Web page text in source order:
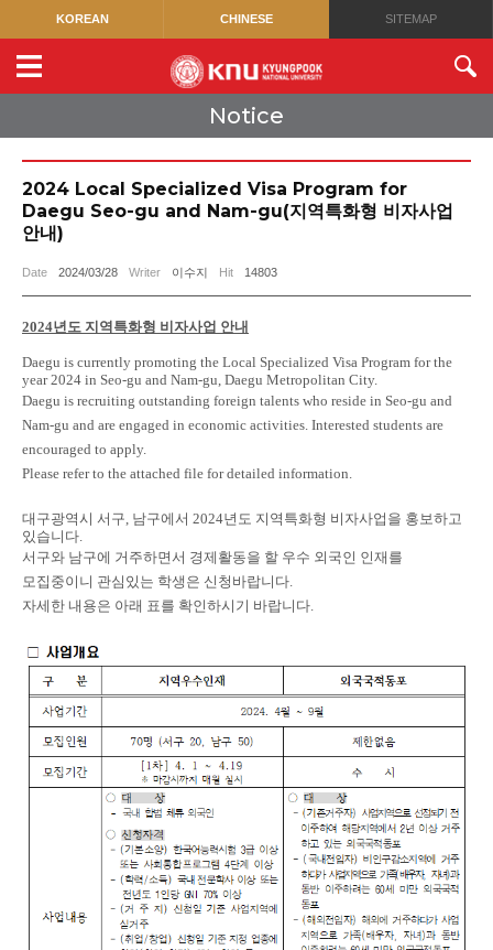
KOREAN CHINESE SITEMAP
Notice
2024 Local Specialized Visa Program for
Daegu Seo-gu and Nam-gu(지역특화형 비자사업
안내)
Date 2024/03/28 Writer 이수지 Hit 14803
2024년도 지역특화형 비자사업 안내
Daegu is currently promoting the Local Specialized Visa Program for the
year 2024 in Seo-gu and Nam-gu, Daegu Metropolitan City.
Daegu is recruiting outstanding foreign talents who reside in Seo-gu and
Nam-gu and are engaged in economic activities. Interested students are
encouraged to apply.
Please refer to the attached file for detailed information.
대구광역시 서구, 남구에서 2024년도 지역특화형 비자사업을 홍보하고
있습니다.
서구와 남구에 거주하면서 경제활동을 할 우수 외국인 인재를
모집중이니 관심있는 학생은 신청바랍니다.
자세한 내용은 아래 표를 확인하시기 바랍니다.